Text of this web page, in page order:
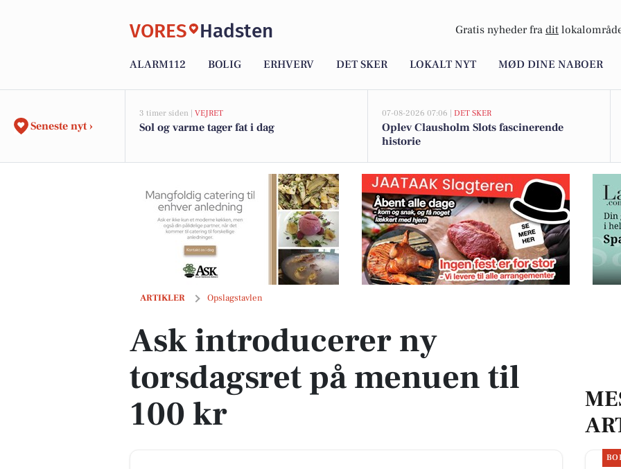
VORES Hadsten Gratis nyheder fra dit
ALARM112 BOLIG ERHVERV DET SKER LOKALT NYT MØD DINE NABOER
Seneste nyt ›
3 timer siden | VEJRET
Sol og varme tager fat i dag
07-08-2026 07:06 | DET SKER
Oplev Clausholm Slots fascinerende
historie
ARTIKLER Opslagstavlen
Ask introducerer ny torsdagsret på menuen til 100 kr
Ask introducerer ny
torsdagsret på menuen til
100 kr